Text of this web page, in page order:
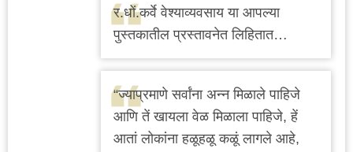
र.धों.कर्वे वेश्याव्यवसाय या आपल्या
पुस्तकातील प्रस्तावनेत लिहितात…
“ज्याप्रमाणे सर्वांना अन्न मिळाले पाहिजे
आणि तें खायला वेळ मिळाला पाहिजे, हें
आतां लोकांना हळूहळू कळूं लागले आहे,